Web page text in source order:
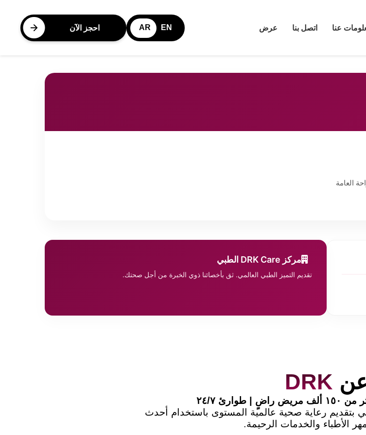
عنا اتصل بنا عرض EN
AR احجز الآن
العامة
مركز DRK Care الطبي
تقديم التميز الطبي العالمي. ثق بأخصائنا ذوي الخبرة من أجل صحتك.
DRK
بتقديم رعاية صحية عالمية المستوى باستخدام أحدث
الأطباء والخدمات الرحيمة.